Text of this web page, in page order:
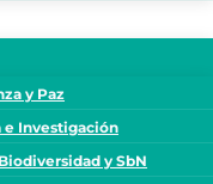
y Paz
e Investigación
y SbN